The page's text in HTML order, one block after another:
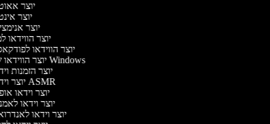
יוצר
יוצר
יוצר
יוצר הווידאו
יוצר הווידאו
יוצר הווידאו של Windows
יוצר הזמנות
יוצר וידאו ASMR
יוצר וידאו
יוצר וידאו
יוצר וידאו